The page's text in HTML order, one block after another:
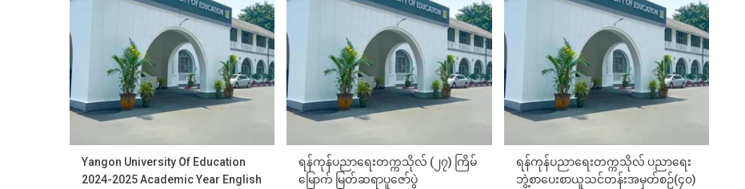
Yangon University Of Education
2024-2025 Academic Year English
ရန်ကုန်ပညာရေးတက္ကသိုလ် (၂၇) ကြိမ်
မြောက် မြတ်ဆရာပူဇော်ပွဲ
ရန်ကုန်ပညာရေးတက္ကသိုလ် ပညာရေး
ဘွဲ့စာပေးစာယူသင်တန်းအမှတ်စဉ်(၄၀)